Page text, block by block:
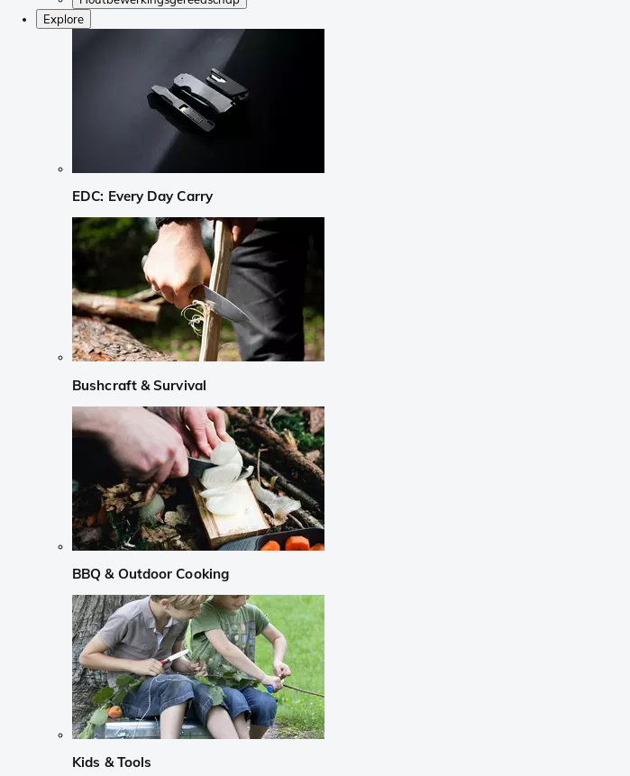
Explore
EDC: Every Day Carry
Bushcraft & Survival
BBQ & Outdoor Cooking
Kids & Tools